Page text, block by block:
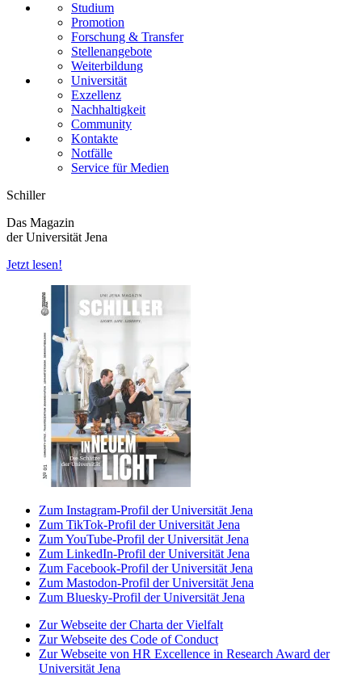
Studium
Promotion
Forschung & Transfer
Stellenangebote
Weiterbildung
Universität
Exzellenz
Nachhaltigkeit
Community
Kontakte
Notfälle
Service für Medien
Schiller
Das Magazin
der Universität Jena
Jetzt lesen!
Zum Instagram-Profil der Universität Jena
Zum TikTok-Profil der Universität Jena
Zum YouTube-Profil der Universität Jena
Zum LinkedIn-Profil der Universität Jena
Zum Facebook-Profil der Universität Jena
Zum Mastodon-Profil der Universität Jena
Zum Bluesky-Profil der Universität Jena
Zur Webseite der Charta der Vielfalt
Zur Webseite des Code of Conduct
Zur Webseite von HR Excellence in Research Award der
Universität Jena